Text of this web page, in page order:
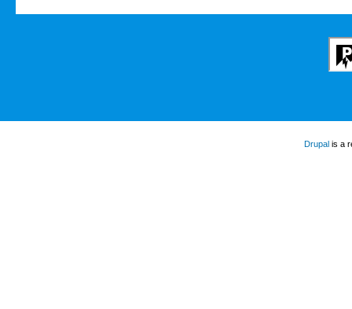
Drupal is a